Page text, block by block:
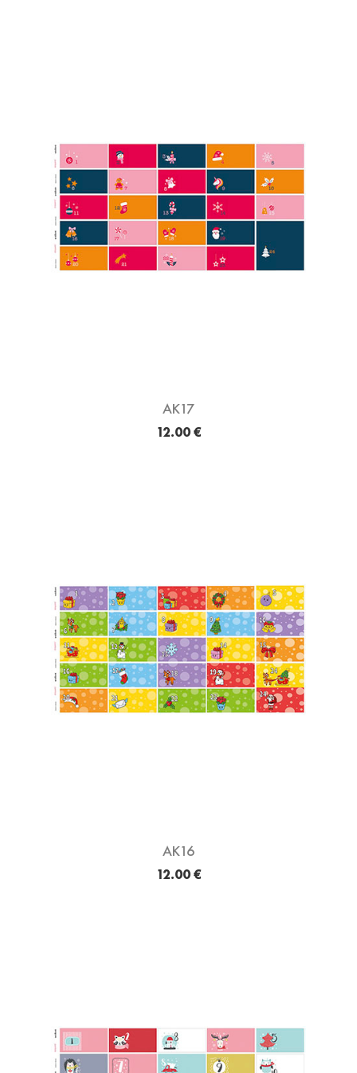
AK17
12.00 €
AK16
12.00 €